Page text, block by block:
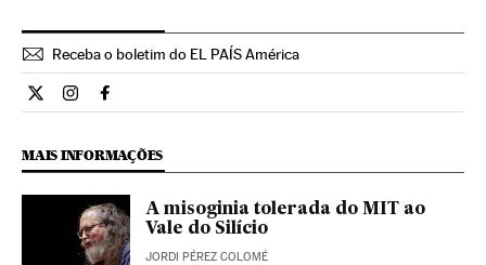
Receba o boletim do EL PAÍS América
Estilo El País Brasil en Twitter
Estilo El País Brasil en Instagram
Estilo El País Brasil en Facebook
MAIS INFORMAÇÕES
A misoginia tolerada do MIT ao
Vale do Silício
JORDI PÉREZ COLOMÉ